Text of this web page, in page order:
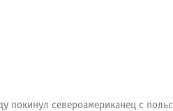
покинул североамериканец с